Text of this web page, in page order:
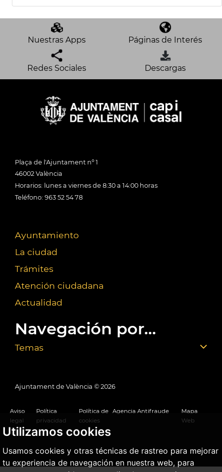
Utilizamos cookies
Usamos cookies y otras técnicas de rastreo para mejorar
tu experiencia de navegación en nuestra web, para
Nuestras Apps Páginas de Interés
Redes Sociales Descargas
Plaça de l'Ajuntament nº 1
46002 València
Horarios: lunes a viernes de 8:30 a 14:00 horas
Teléfono: 963 52 54 78
Ayuntamiento
La ciudad
Trámites
Atención ciudadana
Actualidad
Navegación por...
Temas
Ajuntament de València © 2026
Aviso
legal
Política
privacidad
Política de
cookies
Agencia Antifraude
Mapa
Web